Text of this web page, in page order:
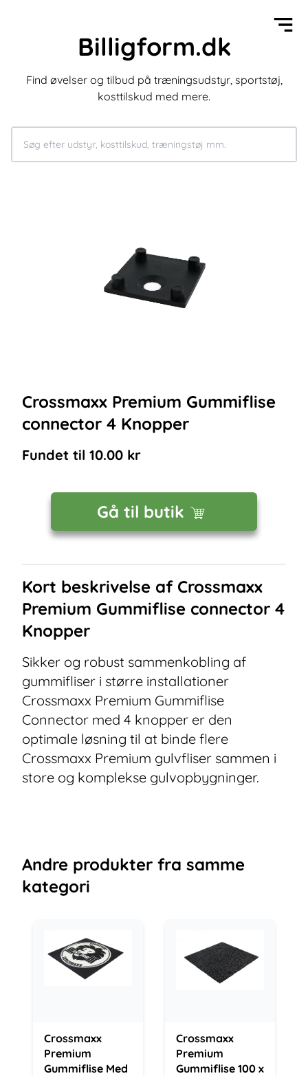
Billigform.dk
Find øvelser og tilbud på træningsudstyr, sportstøj,
kosttilskud med mere.
Crossmaxx Premium Gummiflise
connector 4 Knopper
Fundet til 10.00 kr
Gå til butik
Kort beskrivelse af Crossmaxx
Premium Gummiflise connector 4
Knopper
Sikker og robust sammenkobling af
gummifliser i større installationer
Crossmaxx Premium Gummiflise
Connector med 4 knopper er den
optimale løsning til at binde flere
Crossmaxx Premium gulvfliser sammen i
store og komplekse gulvopbygninger.
Andre produkter fra samme
kategori
Crossmaxx
Premium
Gummiflise Med
Crossmaxx
Premium
Gummiflise 100 x